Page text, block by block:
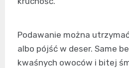
Podawanie można
albo pójść w deser. Same
kwaśnych owoców i bitej